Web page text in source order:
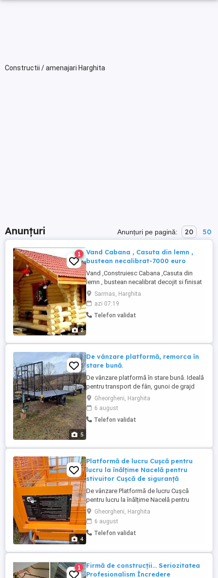
Constructii / amenajari Harghita
Anunțuri Anunțuri pe pagină: 20 50
2
1
Vand Cabana , Casuta din lemn ,
bustean necalibrat-7000 euro
Vand ,Construiesc Cabana ,Casuta din
lemn , bustean necalibrat decojit si finisat
prin slefuire. 6m x 4m. Constructia este la
Rosu in suprafata de 24mp construiti. Se
poate monta oriunde in țară. Montajul
inclus in pret! Pret 7000 euro
Sarmas, Harghita
azi 07:19
Telefon validat
5
De vânzare platformă, remorca în
stare bună.
De vânzare platformă în stare bună. Ideală
pentru transport de fân, gunoi de grajd
sau nisip. Dimensiuni: 215 x 470 cm.
Capacitate: încap aproximativ 10 baloți
rotunzi. Pentru detalii sunați la . Accept și
schimb cu lemne, despicator de lemne
Gheorgheni, Harghita
6 august
Telefon validat
4
Platformă de lucru Cușcă pentru
lucru la înălțime Nacelă pentru
stivuitor Cușcă de siguranță
De vânzare Platformă de lucru Cușcă
pentru lucru la înălțime Nacelă pentru
stivuitor Cușcă de siguranță în stare foarte
bună. Pentru detalii sunați la telefon.
Gheorgheni, Harghita
6 august
Telefon validat
1
Firmă de construcții... Seriozitatea
Profesionalism Încredere